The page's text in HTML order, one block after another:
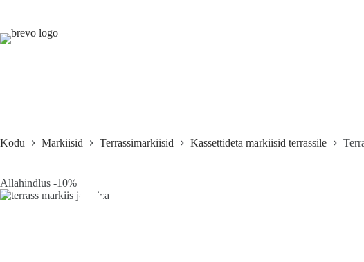
content
Kodu Markiisid Terrassimarkiisid Kassettideta markiisid terrassile
Allahindlus -10%